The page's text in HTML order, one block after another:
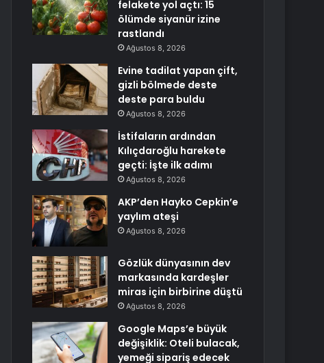
felakete yol açtı: 15
ölümde siyanür izine
rastlandı
Ağustos 8, 2026
Evine tadilat yapan çift,
gizli bölmede deste
deste para buldu
Ağustos 8, 2026
İstifaların ardından
Kılıçdaroğlu harekete
geçti: İşte ilk adımı
Ağustos 8, 2026
AKP’den Hayko Cepkin’e
yaylım ateşi
Ağustos 8, 2026
Gözlük dünyasının dev
markasında kardeşler
miras için birbirine düştü
Ağustos 8, 2026
Google Maps’e büyük
değişiklik: Oteli bulacak,
yemeği sipariş edecek